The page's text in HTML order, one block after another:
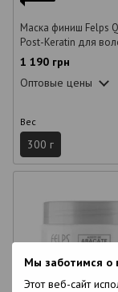
Мы заботимся о
Этот веб-сайт
Маска финиш Felps
Post-Keratin для
1 190 грн
Оптовые цены
Вес
300 г
6